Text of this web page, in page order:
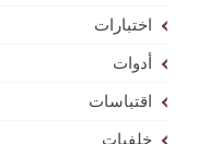
اختبارات
أدوات
اقتباسات
خلفيات